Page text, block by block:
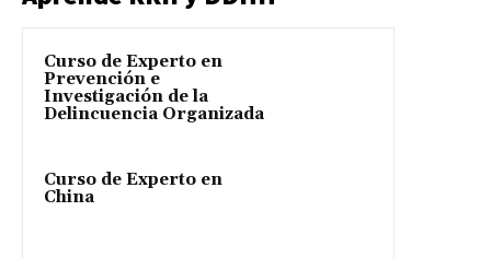
Curso de Experto en
Prevención e
Investigación de la
Delincuencia Organizada
Curso de Experto en
China